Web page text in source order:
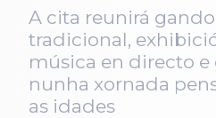
A cita reunirá
tradicional,
música en directo
nunha xornada
as idades